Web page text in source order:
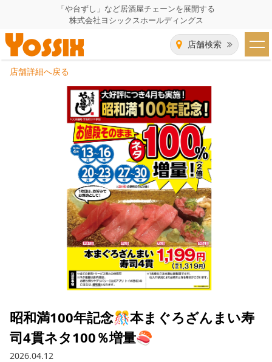
「や台ずし」など居酒屋チェーンを展開する
株式会社ヨシックスホールディングス
店舗検索
HOME
企業情報トップ
代表者あいさつ
グループ会社
会社概要
組織図
所在地
飲食事業紹介
飲食事業紹介トップ
や台ずし
これや
焼とりてっぱん
IR（株主・投資家）情報
IR情報トップ
会長メッセージ
コーポレートガバナンス
財務情報
採用情報
採用情報トップ
パート・アルバイト
店舗物件・店舗施工管理業者の募集
お問い合わせ
お問い合わせトップ
このサイトについて
店舗詳細へ戻る
昭和満100年記念🎊本まぐろざんまい寿
司4貫ネタ100％増量🍣
2026.04.12